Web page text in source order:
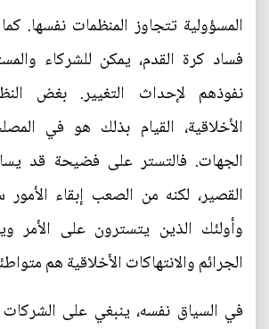
المسؤولية تتجاوز المنظمات نفسها.
فساد كرة القدم، يمكن للشركاء
نفوذهم لإحداث التغيير. بغض
الأخلاقية، القيام بذلك هو في
الجهات. فالتستر على فضيحة قد
القصير، لكنه من الصعب إبقاء
وأولئك الذين يتسترون على
الجرائم والانتهاكات الأخلاقية هم
في السياق نفسه، ينبغي على الشركات